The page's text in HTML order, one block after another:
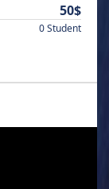
50$
0 Student